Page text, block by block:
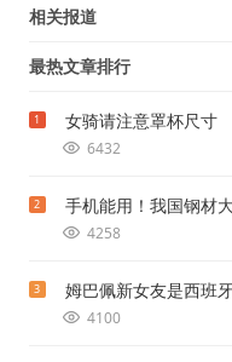
相关报道
最热文章排行
1 女骑请注意罩杯尺寸
6432
2 手机能用！我国钢材
4258
3 姆巴佩新女友是西班
4100